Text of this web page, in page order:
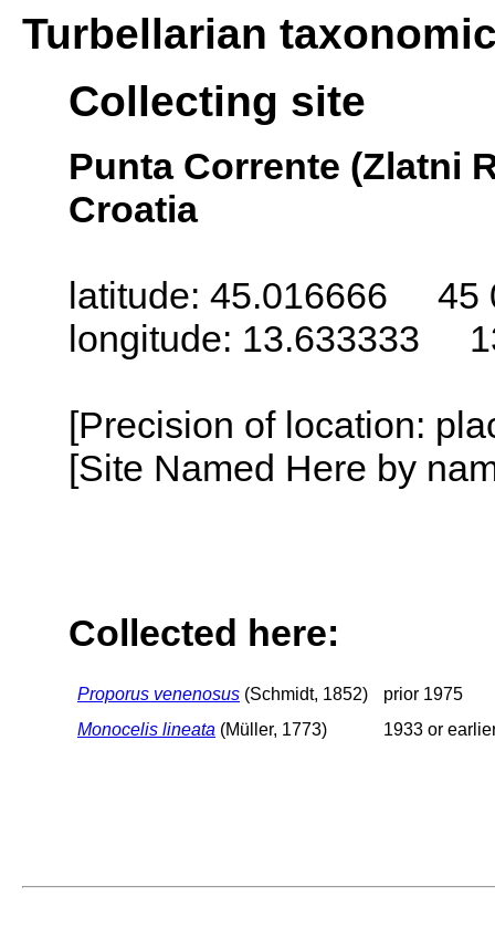
Turbellarian
Collecting site
Punta Corrente (Zlatni
Croatia
latitude: 45.016666 45
longitude: 13.633333
[Precision of location:
[Site Named Here by
Collected here:
Proporus venenosus (Schmidt, 1852)
prior 1975
Monocelis lineata (Müller, 1773) 1933 or